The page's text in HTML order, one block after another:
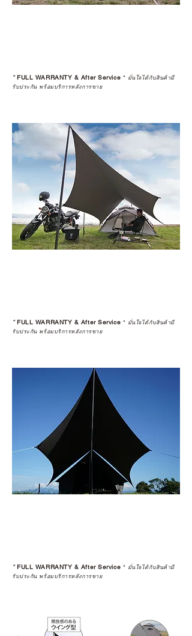
*FULL WARRANTY & After Service * มั่นใจได้กับสินค้ามี
รับประกัน พร้อมบริการหลังการขาย
*FULL WARRANTY & After Service * มั่นใจได้กับสินค้ามี
รับประกัน พร้อมบริการหลังการขาย
*FULL WARRANTY & After Service * มั่นใจได้กับสินค้ามี
รับประกัน พร้อมบริการหลังการขาย